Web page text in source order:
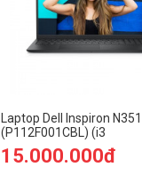
Laptop Dell Inspiron
(P112F001CBL) (i3
1115G4/4GBRAM/256GB
SSD/15.6 inch
15.000.000đ